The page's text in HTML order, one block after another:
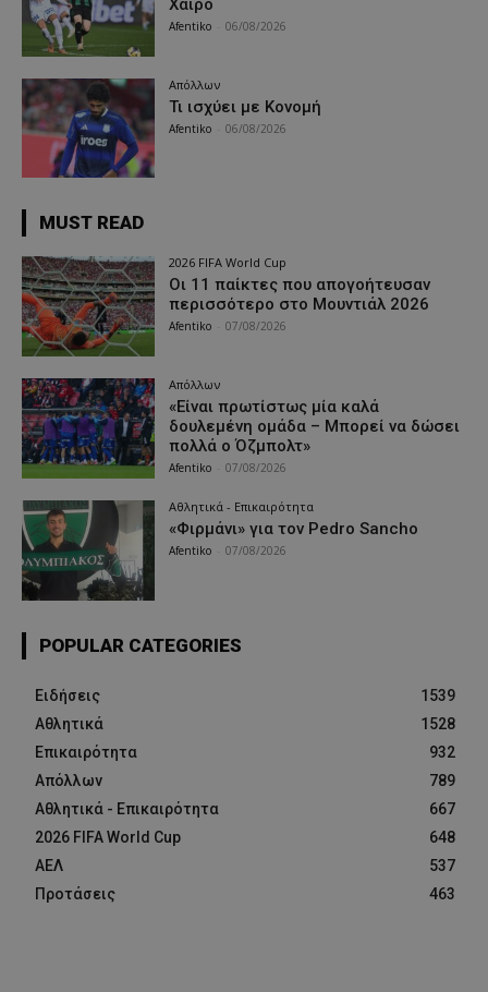
Χάιρο
Afentiko 06/08/2026
Απόλλων
Τι ισχύει με Κονομή
Afentiko 06/08/2026
MUST READ
2026 FIFA World Cup
Οι 11 παίκτες που απογοήτευσαν
περισσότερο στο Μουντιάλ 2026
Afentiko 07/08/2026
Απόλλων
«Είναι πρωτίστως μία καλά
δουλεμένη ομάδα – Μπορεί να δώσει
πολλά ο Όζμπολτ»
Afentiko 07/08/2026
Αθλητικά - Επικαιρότητα
«Φιρμάνι» για τον Pedro Sancho
Afentiko 07/08/2026
POPULAR CATEGORIES
Ειδήσεις
1539
Αθλητικά
1528
Επικαιρότητα
932
Απόλλων
789
Αθλητικά - Επικαιρότητα
667
2026 FIFA World Cup
648
ΑΕΛ
537
Προτάσεις
463